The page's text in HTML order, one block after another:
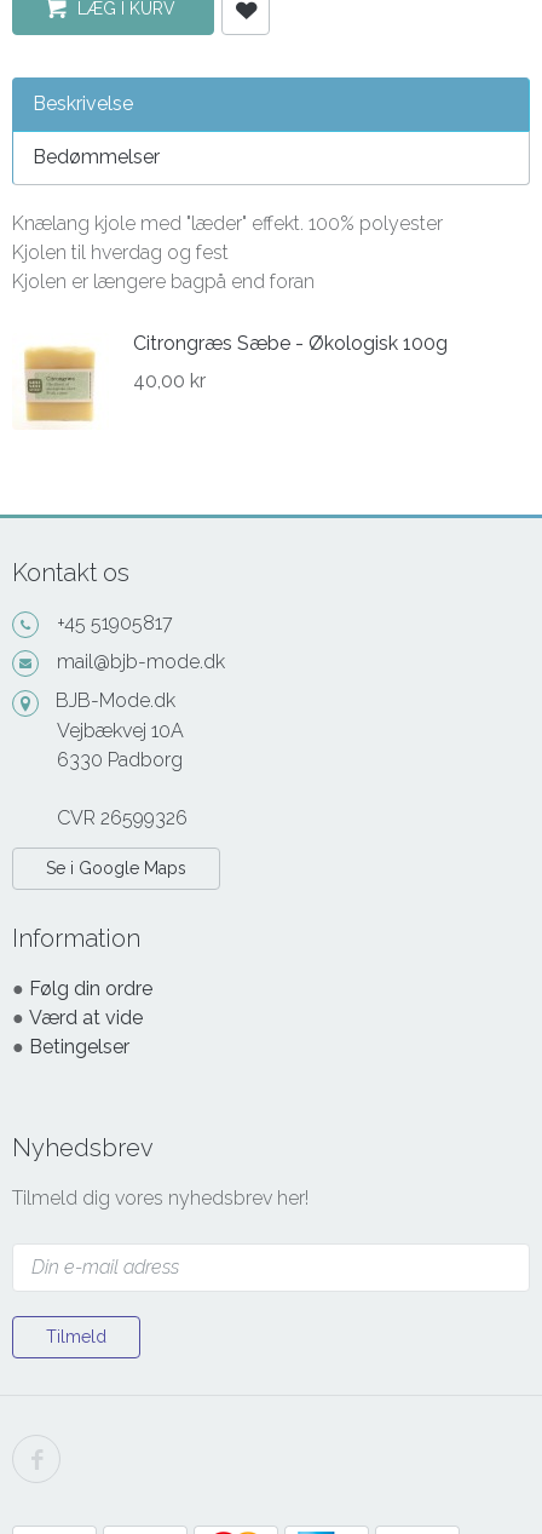
LÆG I KURV
Beskrivelse
Bedømmelser
Knælang kjole med "læder" effekt. 100% polyester
Kjolen til hverdag og fest
Kjolen er længere bagpå end foran
Citrongræs Sæbe - Økologisk 100g
40,00 kr
Kontakt os
+45 51905817
mail@bjb-mode.dk
BJB-Mode.dk
Vejbækvej 10A
6330 Padborg
CVR 26599326
Se i Google Maps
Information
● Følg din ordre
● Værd at vide
● Betingelser
Nyhedsbrev
Tilmeld dig vores nyhedsbrev her!
Tilmeld